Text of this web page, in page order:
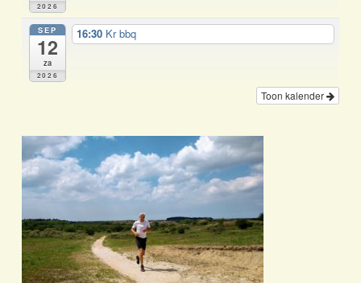
2026
SEP
12
za
2026
16:30 Kr bbq
Toon kalender